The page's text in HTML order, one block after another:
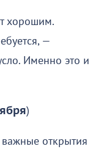
хорошим.
—
Именно это и
)
открытия